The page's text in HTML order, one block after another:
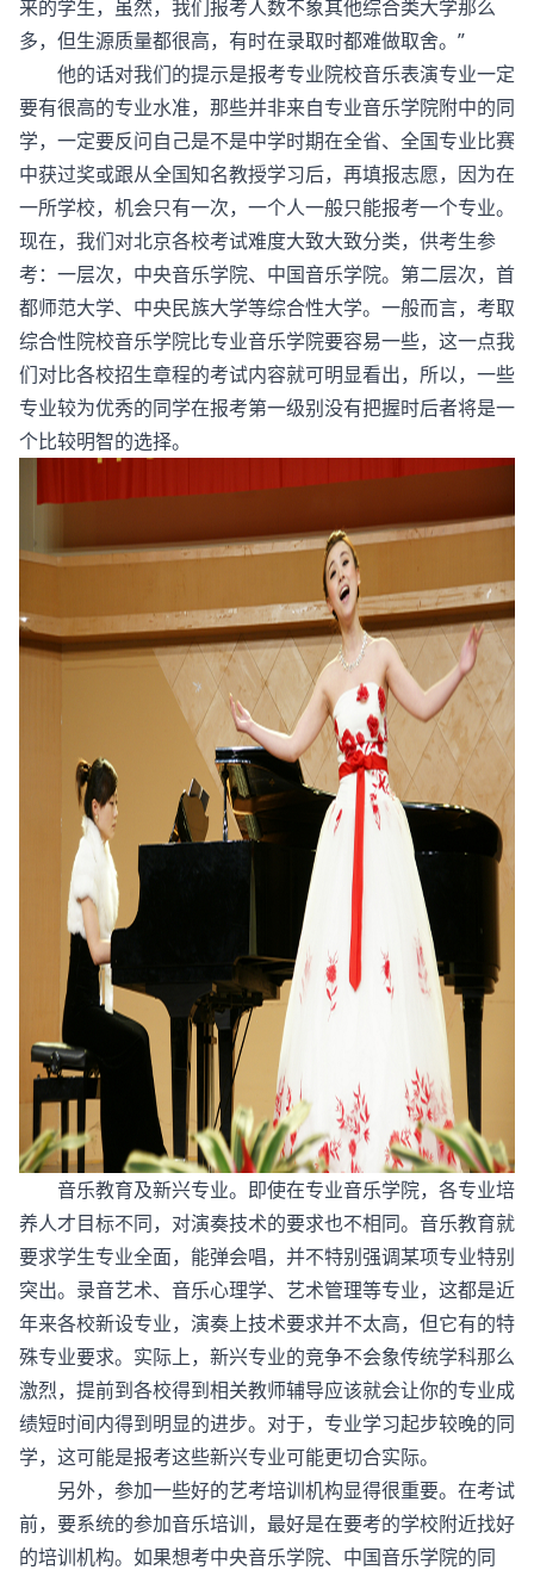
来的学生，虽然，我们报考人数不象其他综合类大学那么
多，但生源质量都很高，有时在录取时都难做取舍。”
他的话对我们的提示是报考专业院校音乐表演专业一定
要有很高的专业水准，那些并非来自专业音乐学院附中的同
学，一定要反问自己是不是中学时期在全省、全国专业比赛
中获过奖或跟从全国知名教授学习后，再填报志愿，因为在
一所学校，机会只有一次，一个人一般只能报考一个专业。
现在，我们对北京各校考试难度大致大致分类，供考生参
考：一层次，中央音乐学院、中国音乐学院。第二层次，首
都师范大学、中央民族大学等综合性大学。一般而言，考取
综合性院校音乐学院比专业音乐学院要容易一些，这一点我
们对比各校招生章程的考试内容就可明显看出，所以，一些
专业较为优秀的同学在报考第一级别没有把握时后者将是一
个比较明智的选择。
音乐教育及新兴专业。即使在专业音乐学院，各专业培
养人才目标不同，对演奏技术的要求也不相同。音乐教育就
要求学生专业全面，能弹会唱，并不特别强调某项专业特别
突出。录音艺术、音乐心理学、艺术管理等专业，这都是近
年来各校新设专业，演奏上技术要求并不太高，但它有的特
殊专业要求。实际上，新兴专业的竞争不会象传统学科那么
激烈，提前到各校得到相关教师辅导应该就会让你的专业成
绩短时间内得到明显的进步。对于，专业学习起步较晚的同
学，这可能是报考这些新兴专业可能更切合实际。
另外，参加一些好的艺考培训机构显得很重要。在考试
前，要系统的参加音乐培训，最好是在要考的学校附近找好
的培训机构。如果想考中央音乐学院、中国音乐学院的同